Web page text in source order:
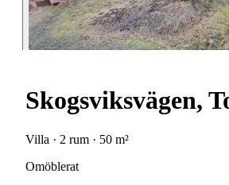
Skogsviksvägen,
Villa · 2 rum · 50 m²
Omöblerat